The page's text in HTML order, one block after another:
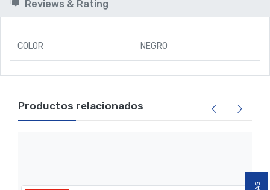
Reviews & Rating
COLOR NEGRO
Productos relacionados